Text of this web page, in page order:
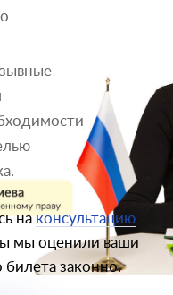
наконсультацию
мы оценили ваши
законно.